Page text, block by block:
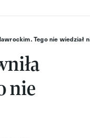
Tego nie wiedział
nie